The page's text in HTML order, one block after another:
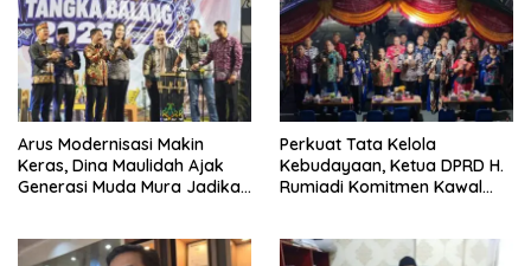
Arus Modernisasi Makin
Keras, Dina Maulidah Ajak
Generasi Muda Mura Jadikan
Perkuat Tata Kelola
Kebudayaan, Ketua DPRD H.
Rumiadi Komitmen Kawal